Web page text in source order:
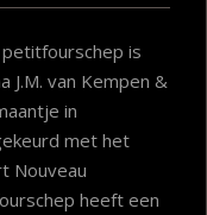
is
J.M. van Kempen &
in
met het
Nouveau
heeft een